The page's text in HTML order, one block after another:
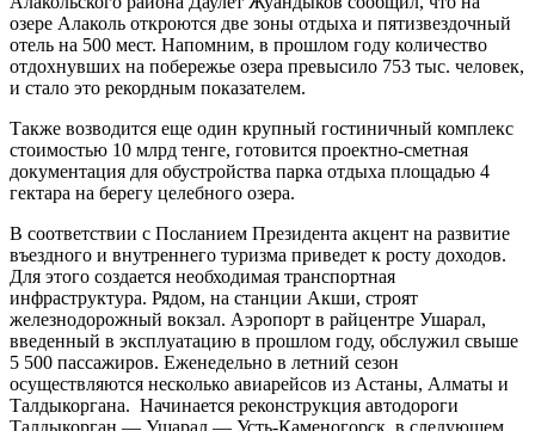
озере Алаколь откроются две зоны отдыха и пятизвездочный
отель на 500 мест. Напомним, в прошлом году количество
отдохнувших на побережье озера превысило 753 тыс. человек,
и стало это рекордным показателем.
Также возводится еще один крупный гостиничный комплекс
стоимостью 10 млрд тенге, готовится проектно-сметная
документация для обустройства парка отдыха площадью 4
гектара на берегу целебного озера.
В соответствии с Посланием Президента акцент на развитие
въездного и внутреннего туризма приведет к росту доходов.
Для этого создается необходимая транспортная
инфраструктура. Рядом, на станции Акши, строят
железнодорожный вокзал. Аэропорт в райцентре Ушарал,
введенный в эксплуатацию в прошлом году, обслужил свыше
5 500 пассажиров. Еженедельно в летний сезон
осуществляются несколько авиарейсов из Астаны, Алматы и
Талдыкоргана. Начинается реконструкция автодороги